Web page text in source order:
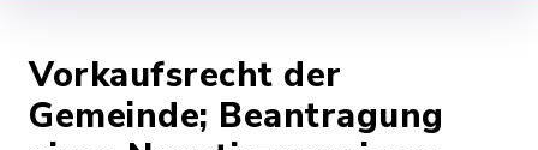
Vorkaufsrecht der
Gemeinde; Beantragung